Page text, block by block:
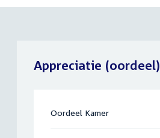
Appreciatie (oordeel)
Oordeel Kamer